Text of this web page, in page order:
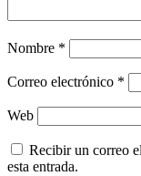
Nombre *
Correo electrónico *
Web
Recibir un correo
esta entrada.